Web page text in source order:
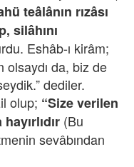
teâlânın rızâsı
silâhını
Eshâb-ı kirâm;
olsaydı da, biz de
dediler.
olup; “Size verilen
(Bu
sevâbından